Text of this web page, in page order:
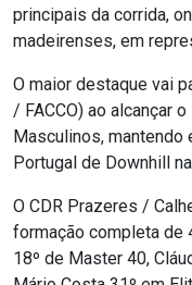
principais da corrida,
madeirenses, em
O maior destaque vai
/ FACCO) ao alcançar
Masculinos, mantendo
Portugal de Downhill
O CDR Prazeres /
formação completa de
18º de Master 40,